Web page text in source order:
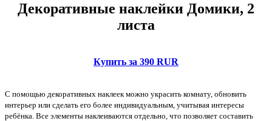
Декоративные наклейки Домики, 2
листа
Купить за 390 RUR
С помощью декоративных наклеек можно украсить комнату, обновить
интерьер или сделать его более индивидуальным, учитывая интересы
ребёнка. Все элементы наклеиваются отдельно, что позволяет составить